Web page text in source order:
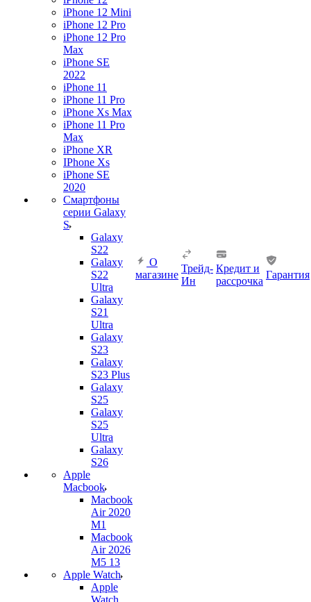
iPhone 12 Mini
iPhone 12 Pro
iPhone 12 Pro
Max
iPhone SE
2022
iPhone 11
iPhone 11 Pro
iPhone Xs Max
iPhone 11 Pro
Max
iPhone XR
IPhone Xs
iPhone SE
2020
Смартфоны
серии Galaxy
S
Galaxy
S22
Galaxy
S22
Ultra
Galaxy
S21
Ultra
Galaxy
S23
Galaxy
S23 Plus
Galaxy
S25
Galaxy
S25
Ultra
Galaxy
S26
Apple
Macbook
Macbook
Air 2020
M1
Macbook
Air 2026
M5 13
Apple Watch
Apple
Watch
О
магазине
Трейд-
Ин
Кредит и
рассрочка
Гарантия